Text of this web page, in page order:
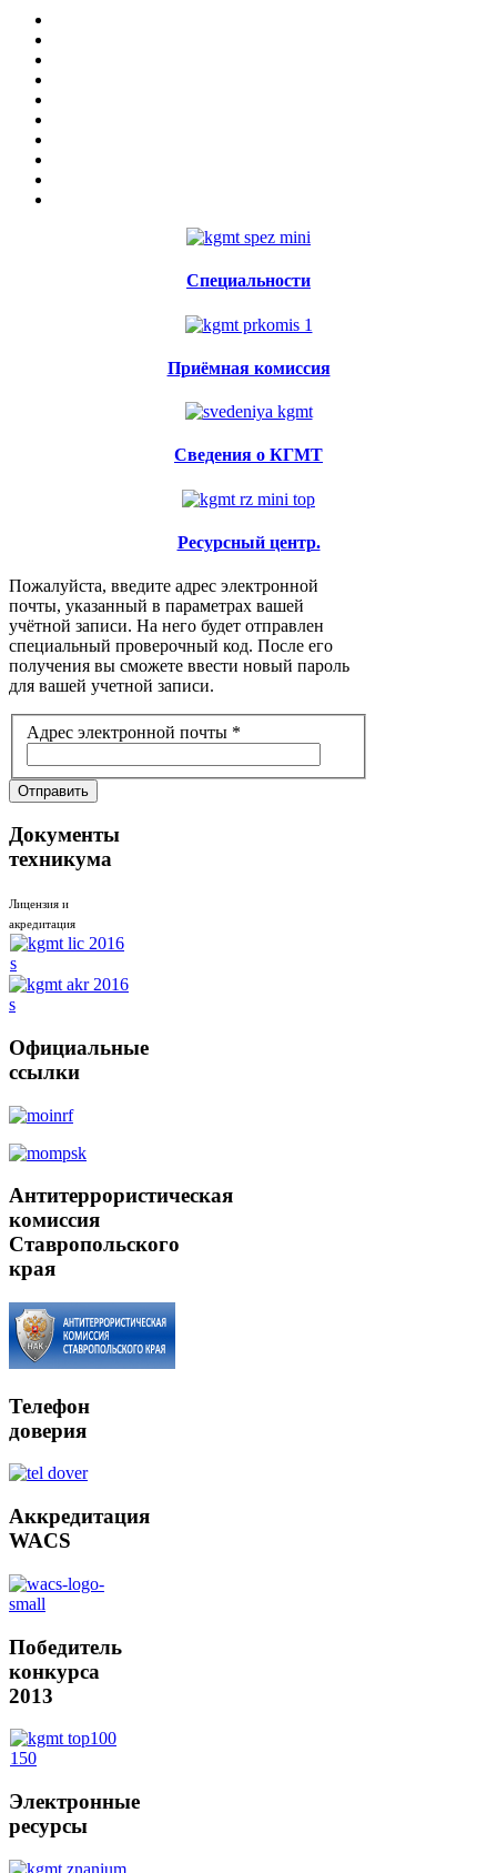
Специальности
Приёмная комиссия
Сведения о КГМТ
Ресурсный центр.
Пожалуйста, введите адрес электронной
почты, указанный в параметрах вашей
учётной записи. На него будет отправлен
специальный проверочный код. После его
получения вы сможете ввести новый пароль
для вашей учетной записи.
Адрес электронной почты *
Отправить
Документы
техникума
Лицензия и
акредитация
Официальные
ссылки
Антитеррористическая
комиссия
Ставропольского
края
Телефон
доверия
Аккредитация
WACS
Победитель
конкурса
2013
Электронные
ресурсы